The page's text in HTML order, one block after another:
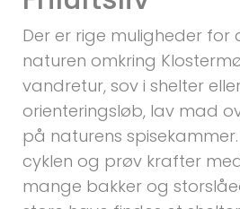
Der er rige muligheder for
naturen omkring
vandretur, sov i shelter
orienteringsløb, lav mad
på naturens
cyklen og prøv krafter
mange bakker og